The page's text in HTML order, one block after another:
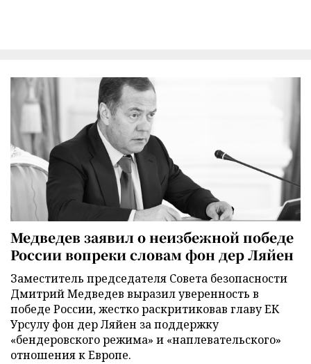
Медведев заявил о неизбежной победе
России вопреки словам фон дер Ляйен
Заместитель председателя Совета безопасности
Дмитрий Медведев выразил уверенность в
победе России, жестко раскритиковав главу ЕК
Урсулу фон дер Ляйен за поддержку
«бендеровского режима» и «наплевательского»
отношения к Европе.